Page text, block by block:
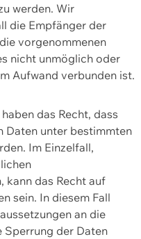
werden. Wir
die Empfänger der
vorgenommenen
nicht unmöglich oder
Aufwand verbunden ist.
das Recht, dass
Daten unter bestimmten
Im Einzelfall,
kann das Recht auf
sein. In diesem Fall
an die
Sperrung der Daten